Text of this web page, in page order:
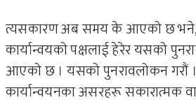
त्यसकारण अब समय के आएको छ
कार्यान्वयको पक्षलाई हेरेर यसको
आएको छ । यसको पुनरावलोकन गरौं
कार्यान्वयनका असरहरू सकारात्मक